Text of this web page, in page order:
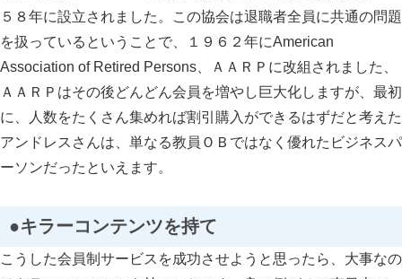
５８年に設立されました。この協会は退職者全員に共通の問題
を扱っているということで、１９６２年にAmerican
Association of Retired Persons、ＡＡＲＰに改組されました、
ＡＡＲＰはその後どんどん会員を増やし巨大化しますが、最初
に、人数をたくさん集めれば割引購入ができるはずだと考えた
アンドレスさんは、単なる教員ＯＢではなく優れたビジネスパ
ーソンだったといえます。
●キラーコンテンツを持て
こうした会員制サービスを成功させようと思ったら、大事なの